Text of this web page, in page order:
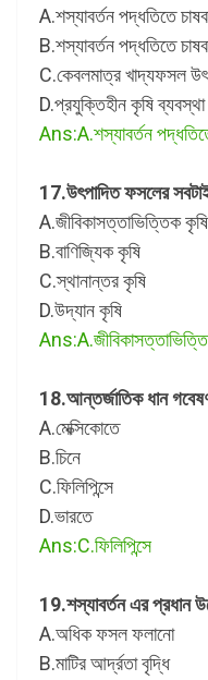
A.শস্যাবর্তন পদ্ধতিতে
B.শস্যাবর্তন পদ্ধতিতে
C.কেবলমাত্র খাদ্যফসল
D.প্রযুক্তিহীন কৃষি ব্যবস্থা
Ans:A.শস্যাবর্তন
17.উৎপাদিত ফসলের
A.জীবিকাসত্তাভিত্তিক কৃষি
B.বাণিজ্যিক কৃষি
C.স্থানান্তর কৃষি
D.উদ্যান কৃষি
18.আন্তর্জাতিক ধান
A.মেক্সিকোতে
B.চিনে
C.ফিলিপিন্সে
D.ভারতে
Ans:C.ফিলিপিন্সে
19.শস্যাবর্তন এর প্রধান
A.অধিক ফসল ফলানো
B.মাটির আর্দ্রতা বৃদ্ধি